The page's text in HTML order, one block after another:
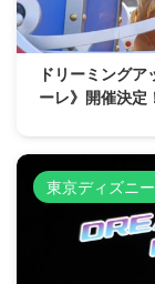
ドリーミング
ーレ》開催決定
東京ディズニ